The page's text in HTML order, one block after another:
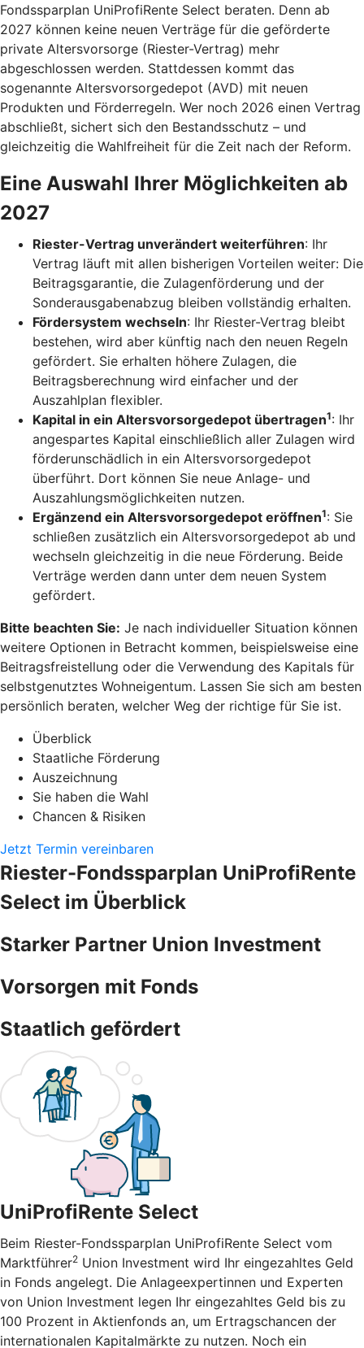
Fondssparplan UniProfiRente Select beraten. Denn ab
2027 können keine neuen Verträge für die geförderte
private Altersvorsorge (Riester-Vertrag) mehr
abgeschlossen werden. Stattdessen kommt das
sogenannte Altersvorsorgedepot (AVD) mit neuen
Produkten und Förderregeln. Wer noch 2026 einen Vertrag
abschließt, sichert sich den Bestandsschutz – und
gleichzeitig die Wahlfreiheit für die Zeit nach der Reform.
Eine Auswahl Ihrer Möglichkeiten ab
2027
Riester-Vertrag unverändert weiterführen: Ihr
Vertrag läuft mit allen bisherigen Vorteilen weiter: Die
Beitragsgarantie, die Zulagenförderung und der
Sonderausgabenabzug bleiben vollständig erhalten.
Fördersystem wechseln: Ihr Riester-Vertrag bleibt
bestehen, wird aber künftig nach den neuen Regeln
gefördert. Sie erhalten höhere Zulagen, die
Beitragsberechnung wird einfacher und der
Auszahlplan flexibler.
Kapital in ein Altersvorsorgedepot übertragen1: Ihr
angespartes Kapital einschließlich aller Zulagen wird
förderunschädlich in ein Altersvorsorgedepot
überführt. Dort können Sie neue Anlage- und
Auszahlungsmöglichkeiten nutzen.
Ergänzend ein Altersvorsorgedepot eröffnen1: Sie
schließen zusätzlich ein Altersvorsorgedepot ab und
wechseln gleichzeitig in die neue Förderung. Beide
Verträge werden dann unter dem neuen System
gefördert.
Bitte beachten Sie: Je nach individueller Situation können
weitere Optionen in Betracht kommen, beispielsweise eine
Beitragsfreistellung oder die Verwendung des Kapitals für
selbstgenutztes Wohneigentum. Lassen Sie sich am besten
persönlich beraten, welcher Weg der richtige für Sie ist.
Überblick
Staatliche Förderung
Auszeichnung
Sie haben die Wahl
Chancen & Risiken
Jetzt Termin vereinbaren
Riester-Fondssparplan UniProfiRente
Select im Überblick
Starker Partner Union Investment
Vorsorgen mit Fonds
Staatlich gefördert
UniProfiRente Select
Beim Riester-Fondssparplan UniProfiRente Select vom
Marktführer2 Union Investment wird Ihr eingezahltes Geld
in Fonds angelegt. Die Anlageexpertinnen und Experten
von Union Investment legen Ihr eingezahltes Geld bis zu
100 Prozent in Aktienfonds an, um Ertragschancen der
internationalen Kapitalmärkte zu nutzen. Noch ein